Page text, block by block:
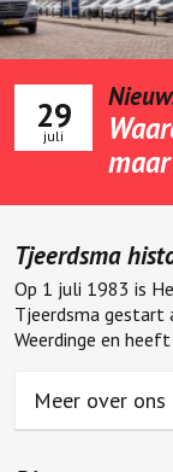
29
maar
Tjeerdsma gestart
Weerdinge en
Meer over
Direct naar…